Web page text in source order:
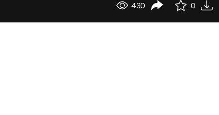
430 0